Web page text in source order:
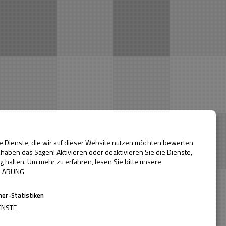
Baujahr
Alle Jahre
bis
auf zwei Etagen. Für die optimale Einfügung des neuen
mit einer Holzfassade aus Lärche verkleidet, tal- und
Weiterbauen im Bestand.
Dienste, die wir auf dieser Website nutzen möchten bewerten
das Sagen! Aktivieren oder deaktivieren Sie die Dienste,
halten.Um mehr zu erfahren, lesen Sie bitte unsere
Statistiken